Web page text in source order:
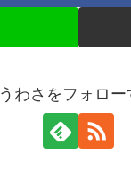
うわさをフォロー